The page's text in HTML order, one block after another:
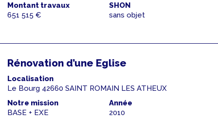
Montant travaux
651 515 €
SHON
sans objet
Rénovation d’une Eglise
Localisation
Le Bourg 42660 SAINT ROMAIN LES ATHEUX
Notre mission
BASE + EXE
Année
2010